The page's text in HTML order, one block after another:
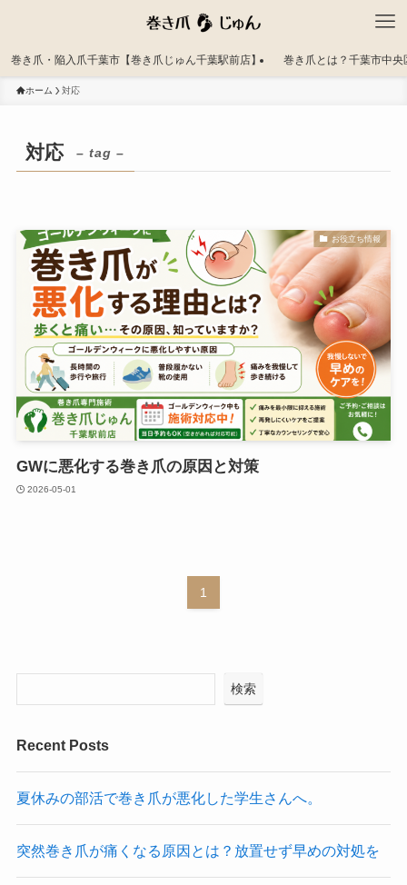
巻き爪・陥入爪千葉市【巻き爪じゅん千葉駅前店】 巻き爪とは？千葉市中
ホーム 対応
対応 – tag –
お役立ち情報
GWに悪化する巻き爪の原因と対策
2026-05-01
1
検索
Recent Posts
夏休みの部活で巻き爪が悪化した学生さんへ。
突然巻き爪が痛くなる原因とは？放置せず早めの対処を